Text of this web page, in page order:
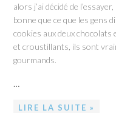
alors j’ai décidé de
bonne que ce que les gens
cookies aux deux chocolats
et croustillants, ils sont
gourmands.
…
LIRE LA SUITE »